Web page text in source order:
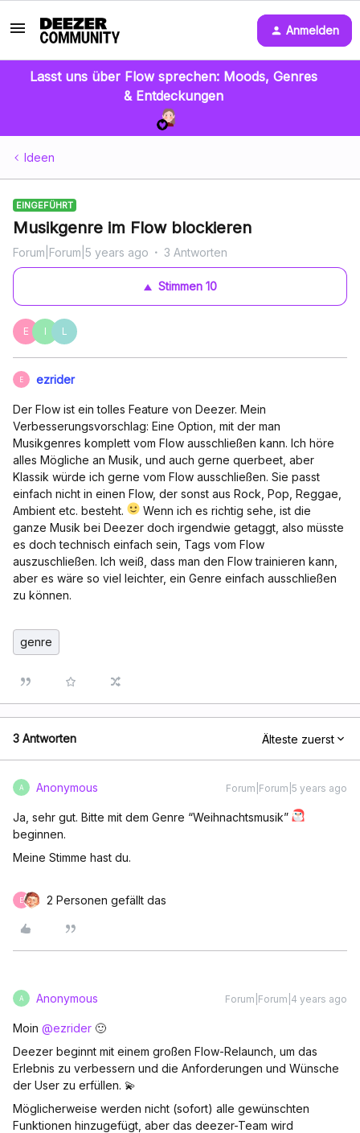
Anmelden
Lasst uns über Flow sprechen: Moods, Genres
& Entdeckungen
Ideen
EINGEFÜHRT
Musikgenre im Flow blockieren
Forum|Forum|5 years ago 3 Antworten
Stimmen10
E I L
E ezrider
Der Flow ist ein tolles Feature von Deezer. Mein
Verbesserungsvorschlag: Eine Option, mit der man
Musikgenres komplett vom Flow ausschließen kann. Ich höre
alles Mögliche an Musik, und auch gerne querbeet, aber
Klassik würde ich gerne vom Flow ausschließen. Sie passt
einfach nicht in einen Flow, der sonst aus Rock, Pop, Reggae,
Ambient etc. besteht.
Wenn ich es richtig sehe, ist die
ganze Musik bei Deezer doch irgendwie getaggt, also müsste
es doch technisch einfach sein, Tags vom Flow
auszuschließen. Ich weiß, dass man den Flow trainieren kann,
aber es wäre so viel leichter, ein Genre einfach ausschließen
zu können.
genre
3 Antworten Älteste zuerst
A Anonymous Forum|Forum|5 years ago
Ja, sehr gut. Bitte mit dem Genre “Weihnachtsmusik”
beginnen.
Meine Stimme hast du.
E 2 Personen gefällt das
A Anonymous Forum|Forum|4 years ago
Moin @ezrider 🙂
Deezer beginnt mit einem großen Flow-Relaunch, um das
Erlebnis zu verbessern und die Anforderungen und Wünsche
der User zu erfüllen. 💫
Möglicherweise werden nicht (sofort) alle gewünschten
Funktionen hinzugefügt, aber das deezer-Team wird